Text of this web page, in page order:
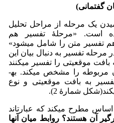
گفتمانی)
یک مرحله از مراحل تحلیل
است. «مرحلۀ تفسیر هم
تفسیر متن را شامل می‏شود»
فرکلاف در مرحله تفسیر به دنبال بیان این
موقعیتی را تفسیر می­کنند
و چگونه این تفسیر نوع گفتمان مربوطه را مشخص می‏کند. به­
به بافت موقعیتی و نوع
شمارۀ 2).
فرکلاف 4 سؤال اساس مطرح می­کند که عبارت­اند
آن هستند؟ روابط میان آنها